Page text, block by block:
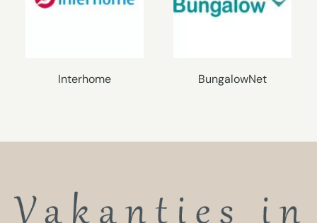
Interhome BungalowNet